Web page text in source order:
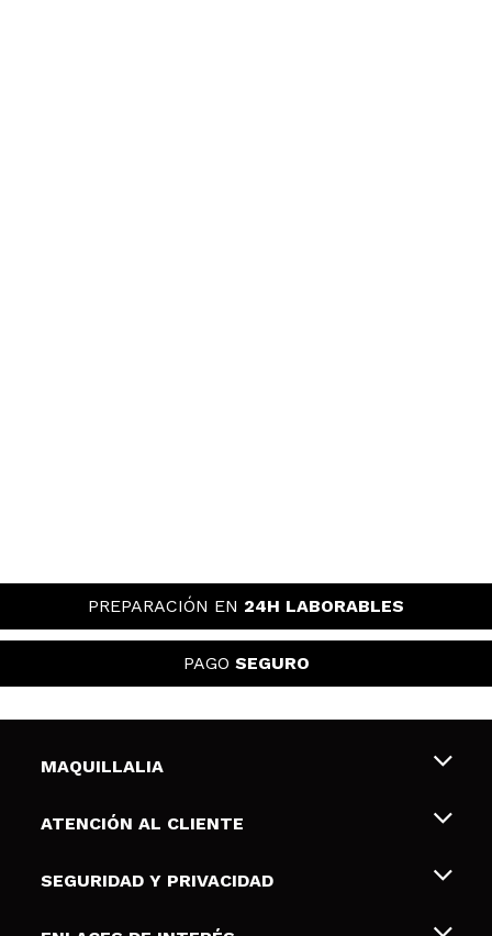
PREPARACIÓN EN 24H LABORABLES
PAGO SEGURO
MAQUILLALIA
Sobre nosotros
Tarjetas de Regalo
ATENCIÓN AL CLIENTE
Envíos y devoluciones
SEGURIDAD Y PRIVACIDAD
Terminos y condiciones de uso